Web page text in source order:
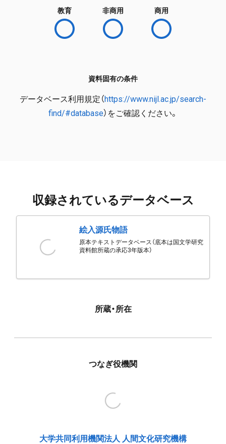
教育 非商用 商用
資料固有の条件
データベース利用規定（https://www.nijl.ac.jp/search-
find/#database）をご確認ください。
収録されているデータベース
絵入源氏物語
原本テキストデータベース（底本は国文学研究
資料館所蔵の承応3年版本）
所蔵・所在
つなぎ役機関
大学共同利用機関法人 人間文化研究機構